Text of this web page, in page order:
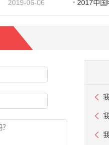
2019-06-06 2017中国明